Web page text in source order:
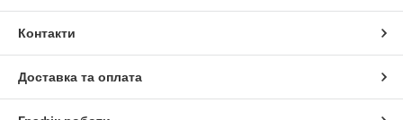
Контакти
Доставка та оплата